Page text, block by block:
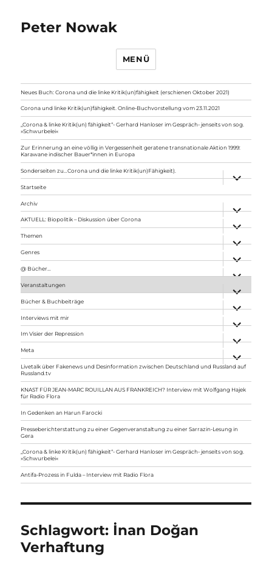
Peter Nowak
MENÜ
Neues Buch: Corona und die linke Kritik(un)fähigkeit (erschienen Oktober 2021)
Corona und linke Kritik(un)fähigkeit. Online-Buchvorstellung vom 23.11.2021
„Corona & linke Kritik(un) fähigkeit“- Gerhard Hanloser im Gespräch- jenseits von sog.
»Schwurbelei«
Zur Erinnerung an eine völlig in Vergessenheit geratene transnationale Aktion 1999:
Karawane indischer Bauer*innen in Europa
Sonderseiten zu…Corona und die linke Kritik(un)Fähigkeit).
anzeigen
Startseite
Archiv
anzeigen
AKTUELL: Biopolitik – Diskussion über Corona
anzeigen
Themen
anzeigen
Genres
anzeigen
@ Bücher…
Veranstaltungen
anzeigen
Bücher & Buchbeiträge
anzeigen
Interviews mit mir
anzeigen
Im Visier der Repression
anzeigen
Meta
anzeigen
Livetalk über Fakenews und Desinformation zwischen Deutschland und Russland auf
Russland.tv
KNAST FÜR JEAN-MARC ROUILLAN AUS FRANKREICH? Interview mit Wolfgang Hajek
für Radio Flora
In Gedenken an Harun Farocki
Presseberichterstattung zu einer Gegenveranstaltung zu einer Sarrazin-Lesung in
Gera
„Corona & linke Kritik(un) fähigkeit“- Gerhard Hanloser im Gespräch- jenseits von sog.
»Schwurbelei«
Antifa-Prozess in Fulda – Interview mit Radio Flora
Schlagwort: İnan Doğan
Verhaftung